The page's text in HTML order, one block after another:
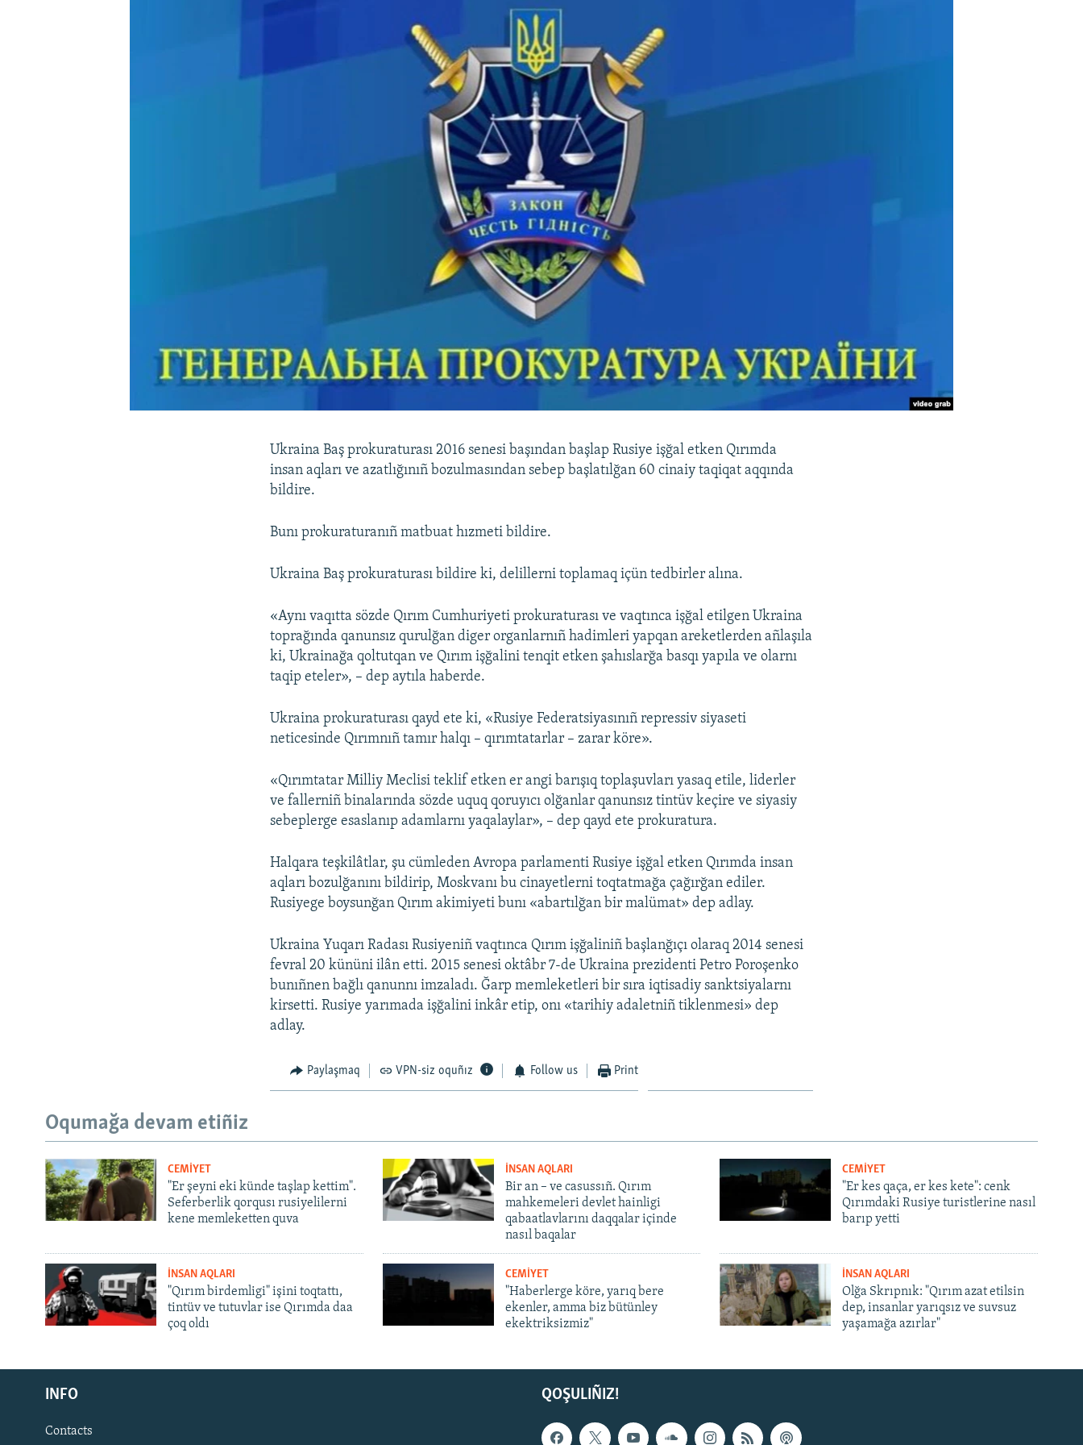
Русский
Українською
QOŞULIÑIZ!
Ukraina Baş prokuraturası 2016 senesi başından başlap Rusiye işğal etken Qırımda
insan aqları ve azatlığınıñ bozulmasından sebep başlatılğan 60 cinaiy taqiqat aqqında
bildire.
Bunı prokuraturanıñ matbuat hızmeti bildire.
Ukraina Baş prokuraturası bildire ki, delillerni toplamaq içün tedbirler alına.
«Aynı vaqıtta sözde Qırım Cumhuriyeti prokuraturası ve vaqtınca işğal etilgen Ukraina
toprağında qanunsız qurulğan diger organlarnıñ hadimleri yapqan areketlerden añlaşıla
ki, Ukrainağa qoltutqan ve Qırım işğalini tenqit etken şahıslarğa basqı yapıla ve olarnı
taqip eteler», – dep aytıla haberde.
Ukraina prokuraturası qayd ete ki, «Rusiye Federatsiyasınıñ repressiv siyaseti
neticesinde Qırımnıñ tamır halqı – qırımtatarlar – zarar köre».
«Qırımtatar Milliy Meclisi teklif etken er angi barışıq toplaşuvları yasaq etile, liderler
ve fallerniñ binalarında sözde uquq qoruyıcı olğanlar qanunsız tintüv keçire ve siyasiy
sebeplerge esaslanıp adamlarnı yaqalaylar», – dep qayd ete prokuratura.
Halqara teşkilâtlar, şu cümleden Avropa parlamenti Rusiye işğal etken Qırımda insan
aqları bozulğanını bildirip, Moskvanı bu cinayetlerni toqtatmağa çağırğan ediler.
Rusiyege boysunğan Qırım akimiyeti bunı «abartılğan bir malümat» dep adlay.
Ukraina Yuqarı Radası Rusiyeniñ vaqtınca Qırım işğaliniñ başlanğıçı olaraq 2014 senesi
fevral 20 kününi ilân etti. 2015 senesi oktâbr 7-de Ukraina prezidenti Petro Poroşenko
bunıñnen bağlı qanunnı imzaladı. Ğarp memleketleri bir sıra iqtisadiy sanktsiyalarnı
kirsetti. Rusiye yarımada işğalini inkâr etip, onı «tarihiy adaletniñ tiklenmesi» dep
adlay.
Paylaşmaq VPN-siz oquñız Follow us Print
Oqumağa devam etiñiz
CEMİYET
"Er şeyni eki künde taşlap kettim".
Seferberlik qorqusı rusiyelilerni
kene memleketten quva
İNSAN AQLARI
Bir an – ve casussıñ. Qırım
mahkemeleri devlet hainligi
qabaatlavlarını daqqalar içinde
nasıl baqalar
CEMİYET
"Er kes qaça, er kes kete": cenk
Qırımdaki Rusiye turistlerine nasıl
barıp yetti
İNSAN AQLARI
"Qırım birdemligi" işini toqtattı,
tintüv ve tutuvlar ise Qırımda daa
çoq oldı
CEMİYET
"Haberlerge köre, yarıq bere
ekenler, amma biz bütünley
ekektriksizmiz"
İNSAN AQLARI
Olğa Skrıpnık: "Qırım azat etilsin
dep, insanlar yarıqsız ve suvsuz
yaşamağa azırlar"
QOŞULIÑIZ!
INFO
Contacts